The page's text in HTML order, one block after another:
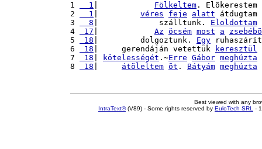
1
  1
Fölkeltem . Elõkerestem
2
  1
véres feje alatt átdugtam
3
  8
|             szálltunk. Eloldottam
4
17 Az öcsém most a
5
18 |         dolgoztunk. Egy
6
18 |     gerendáján vetettük
keresztül
7
18 kötelességét .~Erre Gábor meghúzta
8
18 átöleltem õt . Bátyám meghúzta
Best viewed with any
IntraText®(V89) - Some rights reserved by EuloTech SRL -